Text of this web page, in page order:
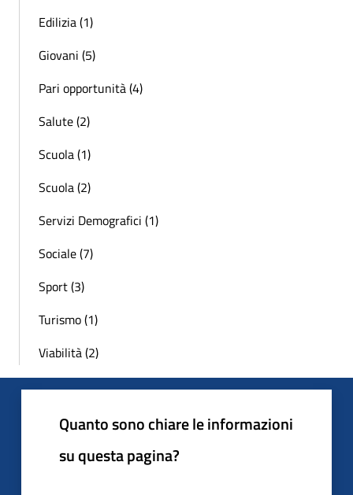
Edilizia (1)
Giovani (5)
Pari opportunità (4)
Salute (2)
Scuola (1)
Scuola (2)
Servizi Demografici (1)
Sociale (7)
Sport (3)
Turismo (1)
Viabilità (2)
Quanto sono chiare le informazioni
su questa pagina?